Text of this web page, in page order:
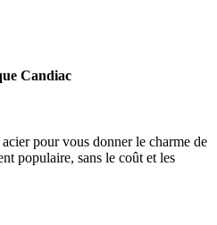
Candiac
pour vous donner le charme de
populaire, sans le coût et les